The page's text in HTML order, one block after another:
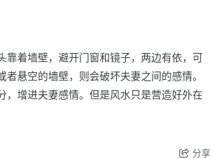
靠着墙壁，避开门窗和镜子，两边有依，可
悬空的墙壁，则会破坏夫妻之间的感情。
，增进夫妻感情。但是风水只是营造好外在
分享